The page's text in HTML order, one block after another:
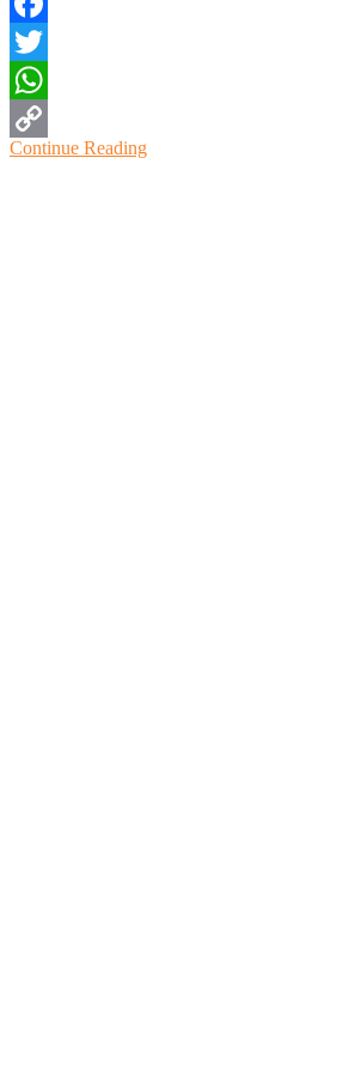
Facebook
Twitter
WhatsApp
Copy
Continue Reading